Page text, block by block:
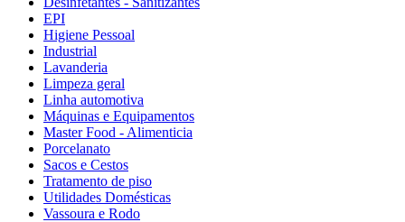
EPI
Higiene Pessoal
Industrial
Lavanderia
Limpeza geral
Linha automotiva
Máquinas e Equipamentos
Master Food - Alimenticia
Porcelanato
Sacos e Cestos
Tratamento de piso
Utilidades Domésticas
Vassoura e Rodo